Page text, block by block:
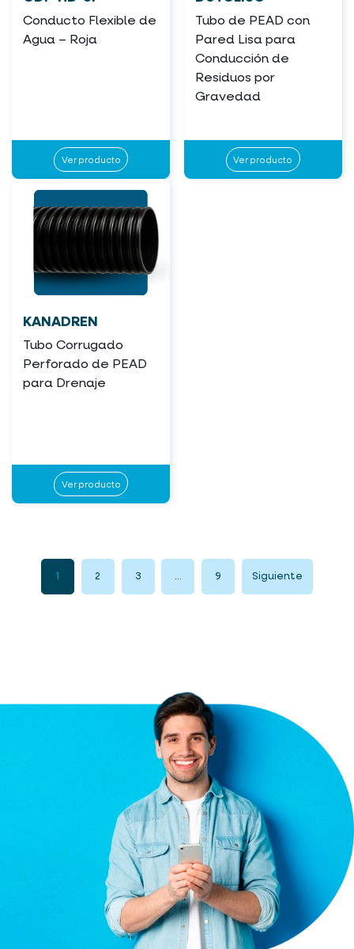
Conducto Flexible de
Agua – Roja
Ver producto
Tubo de PEAD con
Pared Lisa para
Conducción de
Residuos por
Gravedad
Ver producto
KANADREN
Tubo Corrugado
Perforado de PEAD
para Drenaje
Ver producto
1 2 3 … 9 Siguiente